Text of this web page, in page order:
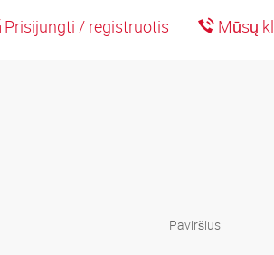
Prisijungti / registruotis
Mūsų
Paviršius